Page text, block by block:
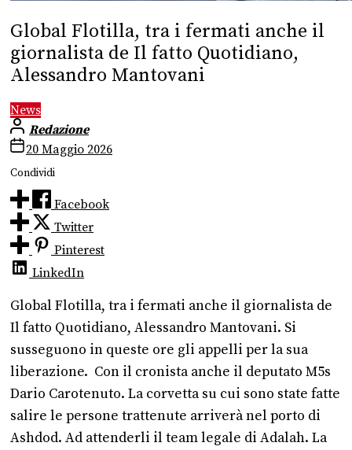
Global Flotilla, tra i fermati anche il
giornalista de Il fatto Quotidiano,
Alessandro Mantovani
News
Redazione
20 Maggio 2026
Condividi
Facebook
Twitter
Pinterest
LinkedIn
Global Flotilla, tra i fermati anche il giornalista de
Il fatto Quotidiano, Alessandro Mantovani. Si
susseguono in queste ore gli appelli per la sua
liberazione. Con il cronista anche il deputato M5s
Dario Carotenuto. La corvetta su cui sono state fatte
salire le persone trattenute arriverà nel porto di
Ashdod. Ad attenderli il team legale di Adalah. La